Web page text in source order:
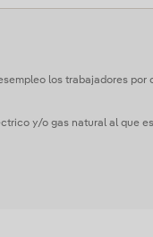
los trabajadores
y/o gas natural al que